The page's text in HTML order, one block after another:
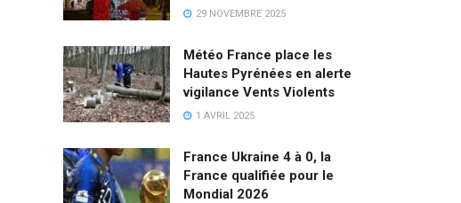
29 NOVEMBRE 2025
Météo France place les
Hautes Pyrénées en alerte
vigilance Vents Violents
1 AVRIL 2025
France Ukraine 4 à 0, la
France qualifiée pour le
Mondial 2026